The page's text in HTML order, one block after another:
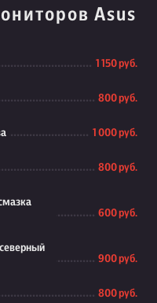
Asus
1 150 руб.
800 руб.
1 000 руб.
800 руб.
600 руб.
900 руб.
800 руб.